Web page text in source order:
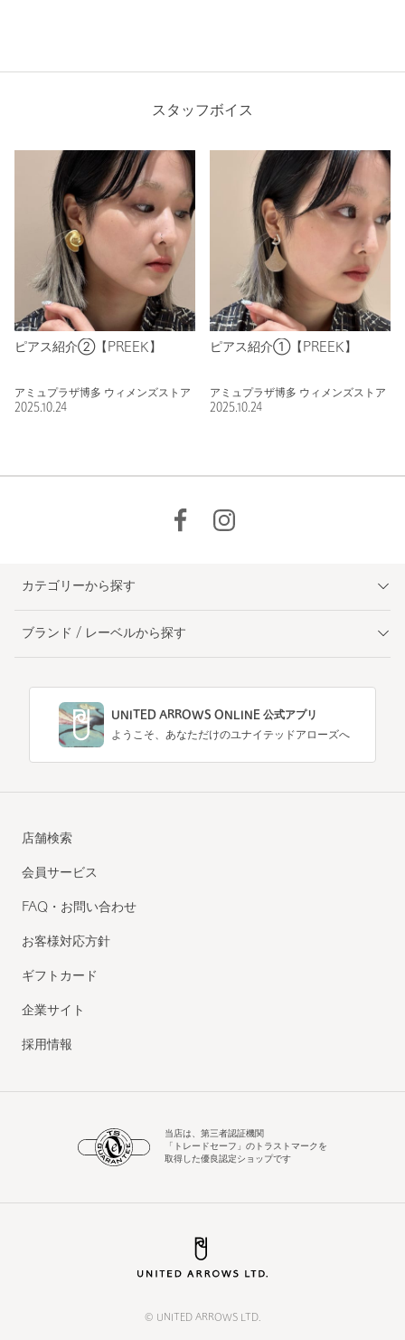
スタッフボイス
ピアス紹介②【PREEK】
アミュプラザ博多 ウィメンズストア
2025.10.24
ピアス紹介①【PREEK】
アミュプラザ博多 ウィメンズストア
2025.10.24
カテゴリーから探す
ブランド / レーベルから探す
UNITED ARROWS ONLINE 公式アプリ
ようこそ、あなただけのユナイテッドアローズへ
店舗検索
会員サービス
FAQ・お問い合わせ
お客様対応方針
ギフトカード
企業サイト
採用情報
当店は、第三者認証機関
「トレードセーフ」のトラストマークを
取得した優良認定ショップです
© UNITED ARROWS LTD.